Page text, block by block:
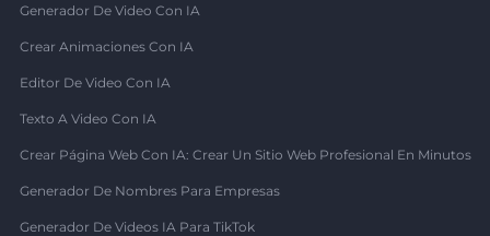
Generador De Video Con IA
Crear Animaciones Con IA
Editor De Video Con IA
Texto A Video Con IA
Crear Página Web Con IA: Crear Un Sitio Web Profesional En Minutos
Generador De Nombres Para Empresas
Generador De Videos IA Para TikTok